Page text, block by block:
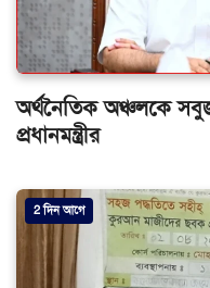
অর্থনৈতিক অঞ্চলকে
প্রধানমন্ত্রীর
2 দিন আগে